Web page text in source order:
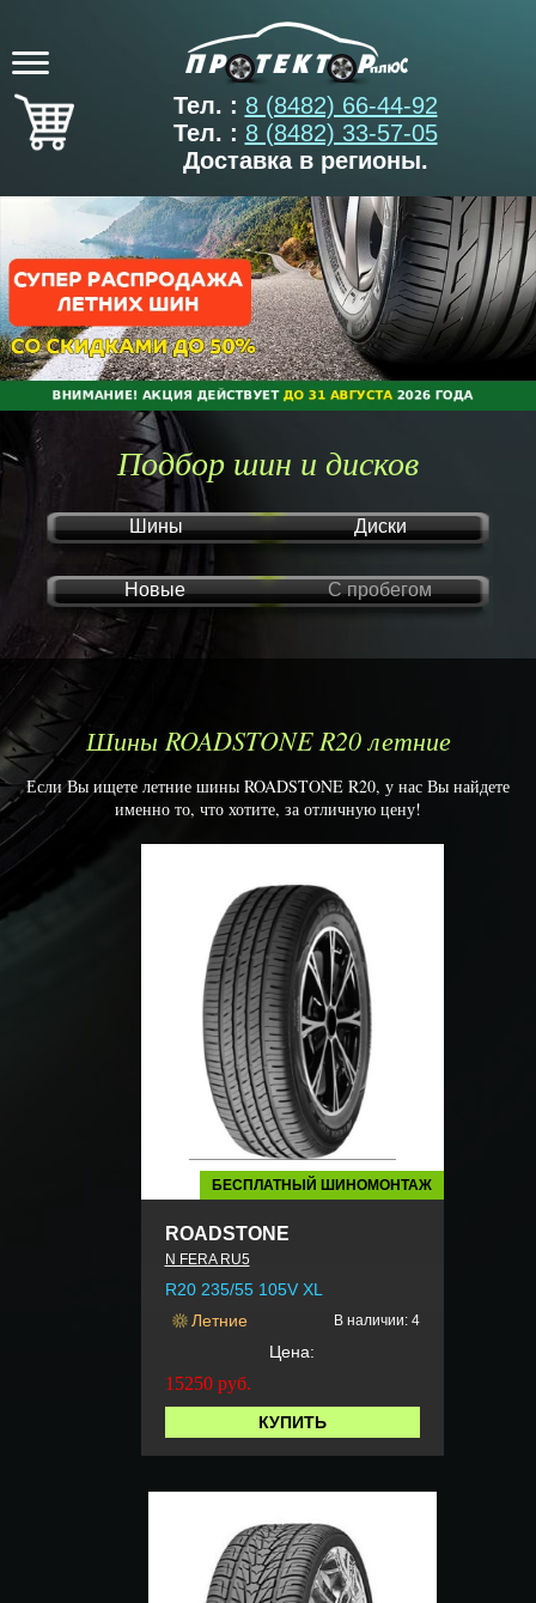
Тел. : 8 (8482) 66-44-92
Тел. : 8 (8482) 33-57-05
Доставка в регионы.
Подбор шин и дисков
Шины Диски
Новые С пробегом
Шины ROADSTONE R20 летние
Если Вы ищете летние шины ROADSTONE R20, у нас Вы найдете
именно то, что хотите, за отличную цену!
БЕСПЛАТНЫЙ ШИНОМОНТАЖ
ROADSTONE
N FERA RU5
R20 235/55 105V XL
Летние
В наличии: 4
Цена:
15250 руб.
КУПИТЬ